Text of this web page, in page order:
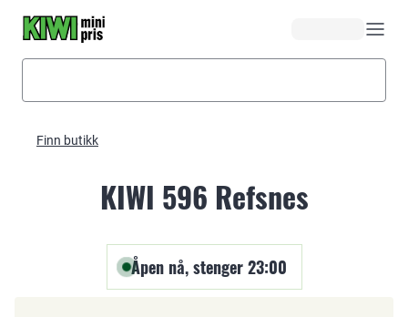
Finn butikk
KIWI 596 Refsnes
Åpen nå, stenger 23:00